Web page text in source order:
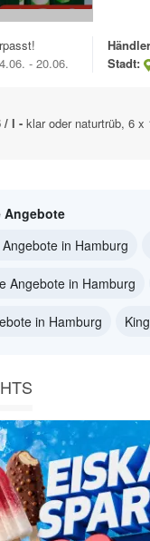
- 20.06.
Stadt:
/ l - klar oder naturtrüb, 6
Angebote
in Hamburg
Angebote in Hamburg
in Hamburg